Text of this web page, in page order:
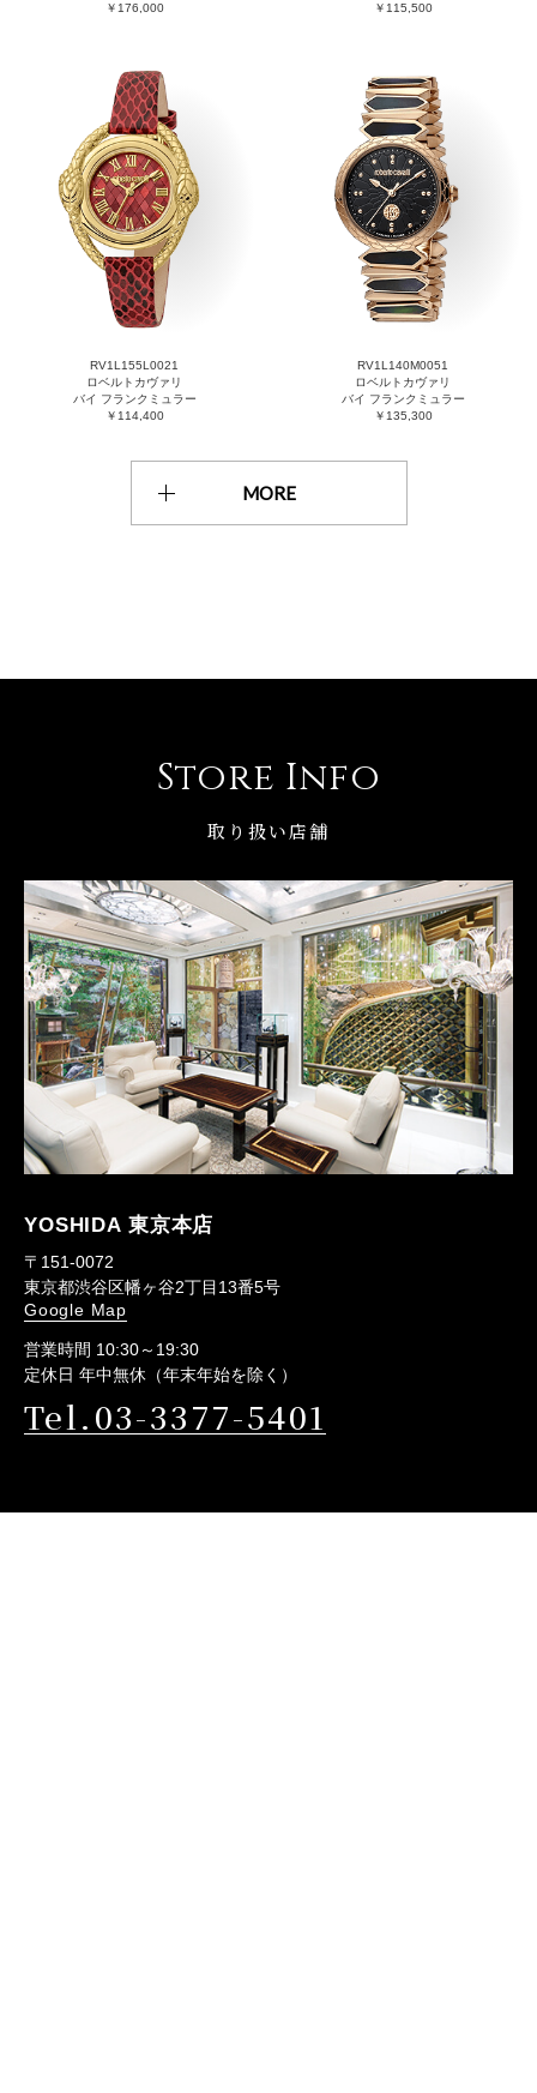
￥176,000 ￥115,500
RV1L155L0021
ロベルトカヴァリ
バイ フランクミュラー
￥114,400
RV1L140M0051
ロベルトカヴァリ
バイ フランクミュラー
￥135,300
MORE
Store Info
取り扱い店舗
YOSHIDA 東京本店
〒151-0072
東京都渋谷区幡ヶ谷2丁目13番5号
Google Map
営業時間 10:30～19:30
定休日 年中無休（年末年始を除く）
Tel.03-3377-5401